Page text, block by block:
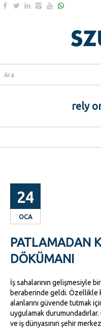
rely
24
OCA
PATLAMADAN
DÖKÜMANI
İş sahalarının gelişmesiyle
beraberinde geldi. Özellikle
alanlarını güvende tutmak
uygulamak
ve iş dünyasının şehir